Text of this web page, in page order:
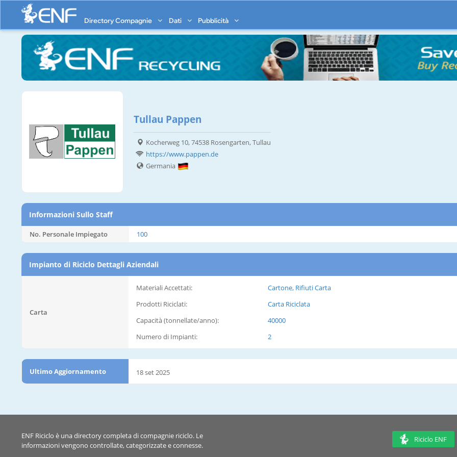
Directory Compagnie Dati Pubblicità
Tullau Pappen
Kocherweg 10, 74538 Rosengarten, Tullau
https://www.pappen.de
Germania
Informazioni Sullo Staff
No. Personale Impiegato 100
Impianto di Riciclo Dettagli Aziendali
Carta
Materiali Accettati:
Cartone, Rifiuti Carta
Prodotti Riciclati:
Carta Riciclata
Capacità (tonnellate/anno):
40000
Numero di Impianti:
2
Ultimo Aggiornamento 18 set 2025
ENF Riciclo è una directory completa di compagnie riciclo. Le
informazioni vengono controllate, categorizzate e connesse.
Riciclo ENF